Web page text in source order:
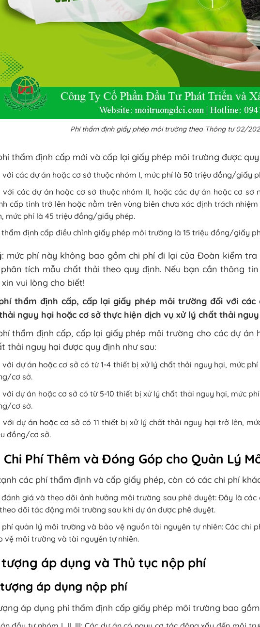
Phí thẩm định giấy phép môi trường theo Thông tư 02/
thẩm định cấp mới và cấp lại giấy phép môi trường được
các dự án hoặc cơ sở thuộc nhóm I, mức phí là 50 triệu đồng/giấy
với các dự án hoặc cơ sở thuộc nhóm II, hoặc các dự án hoặc cơ sở
cấp tỉnh trở lên hoặc nằm trên vùng biên chưa xác định trách
mức phí là 45 triệu đồng/giấy phép.
thẩm định cấp điều chỉnh giấy phép môi trường là 15 triệu đồng/giấy
: mức phí này không bao gồm chi phí đi lại của Đoàn kiểm
phân tích mẫu chất thải theo quy định. Nếu bạn cần thông
xin vui lòng cho biết!
thẩm định cấp, cấp lại giấy phép môi trường đối với
nguy hại hoặc cơ sở thực hiện dịch vụ xử lý chất thải
thẩm định cấp, cấp lại giấy phép môi trường cho các dự án
thải nguy hại được quy định như sau:
dự án hoặc cơ sở có từ 1-4 thiết bị xử lý chất thải nguy hại, mức
cơ sở.
dự án hoặc cơ sở có từ 5-10 thiết bị xử lý chất thải nguy hại, mức
cơ sở.
với dự án hoặc cơ sở có 11 thiết bị xử lý chất thải nguy hại trở lên,
đồng/cơ sở.
Chi Phí Thêm và Đóng Góp cho Quản Lý
các phí thẩm định và cấp giấy phép, còn có các chi phí
đánh giá và theo dõi ảnh hưởng môi trường sau phê duyệt: Đây là các
dõi tác động môi trường sau khi dự án được phê duyệt.
phí quản lý môi trường và bảo vệ nguồn tài nguyên tự nhiên: Các chi
vệ môi trường và tài nguyên tự nhiên.
áp dụng và Thủ tục nộp phí
áp dụng nộp phí
áp dụng phí thẩm định cấp giấy phép môi trường bao